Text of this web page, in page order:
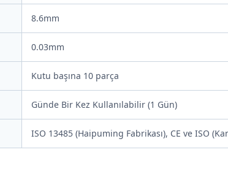
8.6mm
0.03mm
Kutu başına 10 parça
Günde Bir Kez Kullanılabilir (1 Gün)
ISO 13485 (Haipuming Fabrikası), CE ve ISO